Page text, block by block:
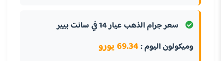
سعر جرام الذهب عيار 14 في سانت بيير
وميكولون اليوم :69.34 يورو